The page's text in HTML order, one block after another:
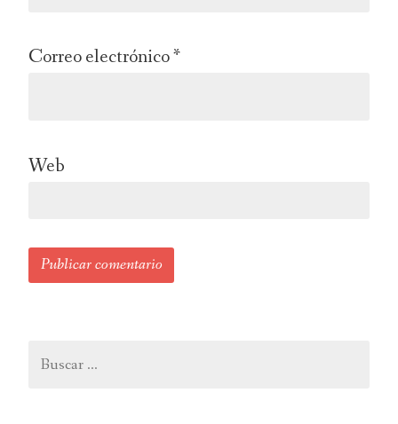
Correo electrónico*
Web
Buscar: